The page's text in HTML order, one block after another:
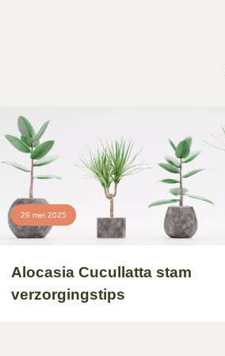
29 mei 2025
Alocasia Cucullatta stam
verzorgingstips